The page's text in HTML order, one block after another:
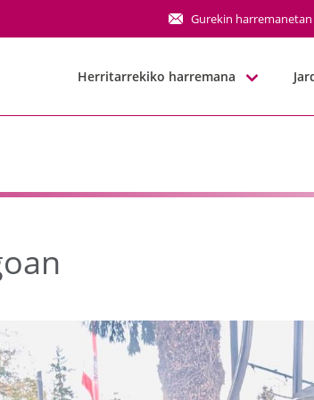
- JJGG-BBNN
Gurekin
Herritarrekiko harremana